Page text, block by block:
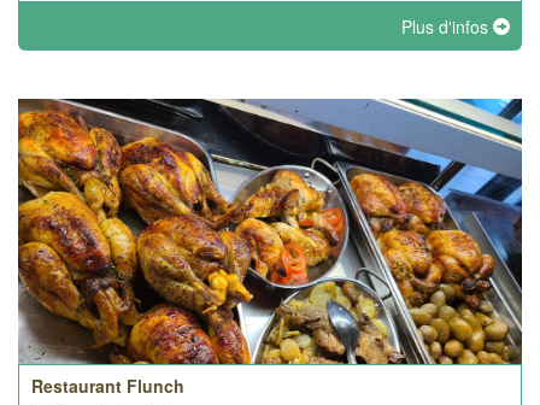
Plus d'infos
Restaurant Flunch